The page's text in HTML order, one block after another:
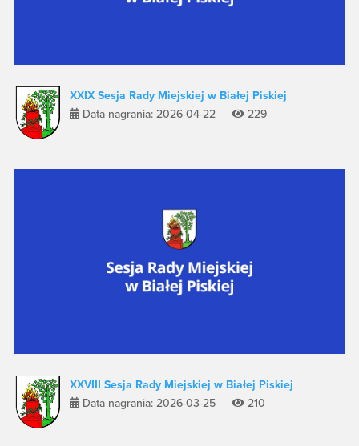
XXIX Sesja Rady Miejskiej w Białej Piskiej
Data nagrania: 2026-04-22
229
XXVIII Sesja Rady Miejskiej w Białej Piskiej
Data nagrania: 2026-03-25
210